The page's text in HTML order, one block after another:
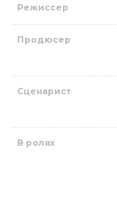
Режиссер
Продюсер
Сценарист
В ролях